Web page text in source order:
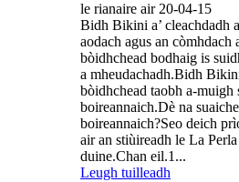
le rianaire air 20-04-15
Bidh Bikini a’ cleachdadh
aodach agus an còmhdach
bòidhchead bodhaig is
a mheudachadh.Bidh
bòidhchead taobh a-muigh
boireannaich.Dè na
boireannaich?Seo deich
air an stiùireadh le La
duine.Chan eil.1...
Leugh tuilleadh